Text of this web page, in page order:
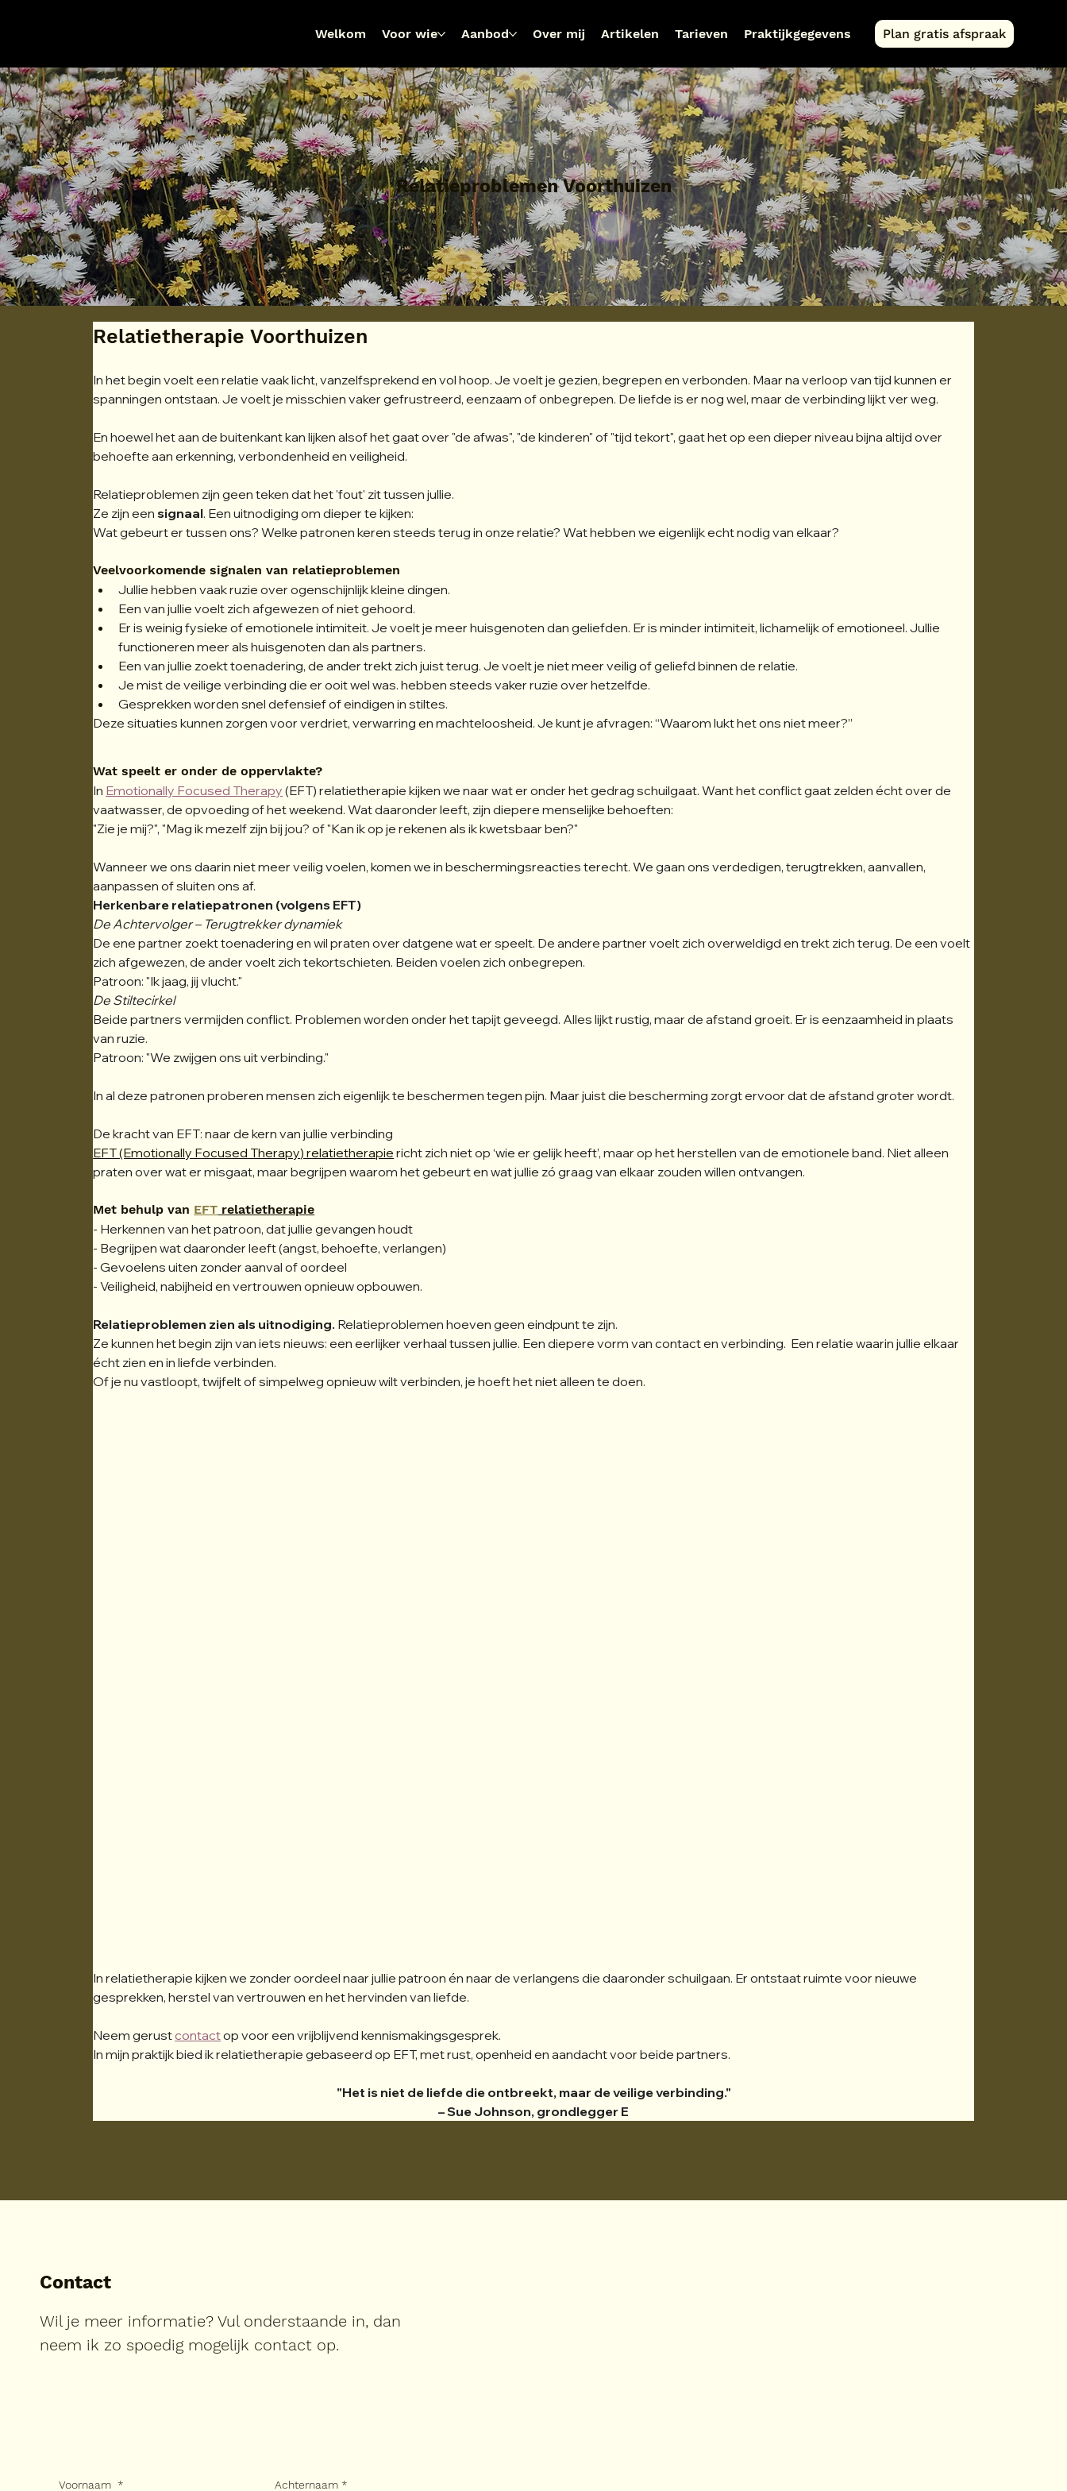
Welkom Voor wie Aanbod Over mij Artikelen Tarieven Praktijkgegevens Plan gratis afspraak
Relatieproblemen Voorthuizen
Relatietherapie Voorthuizen
In het begin voelt een relatie vaak licht, vanzelfsprekend en vol hoop. Je voelt je gezien, begrepen en verbonden. Maar na verloop van tijd kunnen er
spanningen ontstaan. Je voelt je misschien vaker gefrustreerd, eenzaam of onbegrepen. De liefde is er nog wel, maar de verbinding lijkt ver weg.
En hoewel het aan de buitenkant kan lijken alsof het gaat over "de afwas", "de kinderen" of "tijd tekort", gaat het op een dieper niveau bijna altijd over
behoefte aan erkenning, verbondenheid en veiligheid.
Relatieproblemen zijn geen teken dat het 'fout' zit tussen jullie.
Ze zijn een signaal. Een uitnodiging om dieper te kijken:
Wat gebeurt er tussen ons? Welke patronen keren steeds terug in onze relatie? Wat hebben we eigenlijk echt nodig van elkaar?
Veelvoorkomende signalen van relatieproblemen
Jullie hebben vaak ruzie over ogenschijnlijk kleine dingen.
Een van jullie voelt zich afgewezen of niet gehoord.
Er is weinig fysieke of emotionele intimiteit. Je voelt je meer huisgenoten dan geliefden. Er is minder intimiteit, lichamelijk of emotioneel. Jullie
functioneren meer als huisgenoten dan als partners.
Een van jullie zoekt toenadering, de ander trekt zich juist terug. Je voelt je niet meer veilig of geliefd binnen de relatie.
Je mist de veilige verbinding die er ooit wel was. hebben steeds vaker ruzie over hetzelfde.
Gesprekken worden snel defensief of eindigen in stiltes.
Deze situaties kunnen zorgen voor verdriet, verwarring en machteloosheid. Je kunt je afvragen: “Waarom lukt het ons niet meer?”
Wat speelt er onder de oppervlakte?
In Emotionally Focused Therapy (EFT) relatietherapie kijken we naar wat er onder het gedrag schuilgaat. Want het conflict gaat zelden écht over de
vaatwasser, de opvoeding of het weekend. Wat daaronder leeft, zijn diepere menselijke behoeften:
"Zie je mij?", "Mag ik mezelf zijn bij jou? of "Kan ik op je rekenen als ik kwetsbaar ben?"
Wanneer we ons daarin niet meer veilig voelen, komen we in beschermingsreacties terecht. We gaan ons verdedigen, terugtrekken, aanvallen,
aanpassen of sluiten ons af.
Herkenbare relatiepatronen (volgens EFT)
De Achtervolger – Terugtrekker dynamiek
De ene partner zoekt toenadering en wil praten over datgene wat er speelt. De andere partner voelt zich overweldigd en trekt zich terug. De een voelt
zich afgewezen, de ander voelt zich tekortschieten. Beiden voelen zich onbegrepen.
Patroon: "Ik jaag, jij vlucht."
De Stiltecirkel
Beide partners vermijden conflict. Problemen worden onder het tapijt geveegd. Alles lijkt rustig, maar de afstand groeit. Er is eenzaamheid in plaats
van ruzie.
Patroon: "We zwijgen ons uit verbinding."
In al deze patronen proberen mensen zich eigenlijk te beschermen tegen pijn. Maar juist die bescherming zorgt ervoor dat de afstand groter wordt.
De kracht van EFT: naar de kern van jullie verbinding
EFT (Emotionally Focused Therapy) relatietherapie richt zich niet op ‘wie er gelijk heeft’, maar op het herstellen van de emotionele band. Niet alleen
praten over wat er misgaat, maar begrijpen waarom het gebeurt en wat jullie zó graag van elkaar zouden willen ontvangen.
Met behulp van EFT relatietherapie
- Herkennen van het patroon, dat jullie gevangen houdt
- Begrijpen wat daaronder leeft (angst, behoefte, verlangen)
- Gevoelens uiten zonder aanval of oordeel
- Veiligheid, nabijheid en vertrouwen opnieuw opbouwen.
Relatieproblemen zien als uitnodiging. Relatieproblemen hoeven geen eindpunt te zijn.
Ze kunnen het begin zijn van iets nieuws: een eerlijker verhaal tussen jullie. Een diepere vorm van contact en verbinding.  Een relatie waarin jullie elkaar
écht zien en in liefde verbinden.
Of je nu vastloopt, twijfelt of simpelweg opnieuw wilt verbinden, je hoeft het niet alleen te doen.
In relatietherapie kijken we zonder oordeel naar jullie patroon én naar de verlangens die daaronder schuilgaan. Er ontstaat ruimte voor nieuwe
gesprekken, herstel van vertrouwen en het hervinden van liefde.
Neem gerust contact op voor een vrijblijvend kennismakingsgesprek.
In mijn praktijk bied ik relatietherapie gebaseerd op EFT, met rust, openheid en aandacht voor beide partners.
"Het is niet de liefde die ontbreekt, maar de veilige verbinding."
– Sue Johnson, grondlegger E
Contact
Wil je meer informatie? Vul onderstaande in, dan
neem ik zo spoedig mogelijk contact op.
Voornaam * Achternaam *